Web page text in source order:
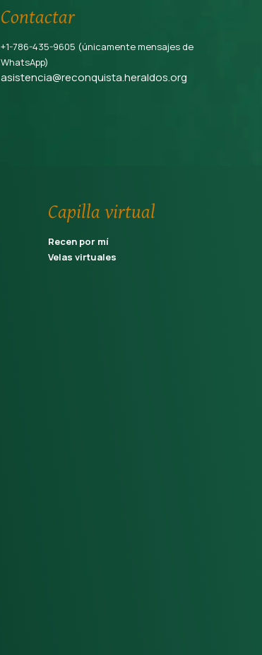
Contactar
+1-786-435-9605 (únicamente mensajes de
WhatsApp)
asistencia@reconquista.heraldos.org
Capilla virtual
Recen por mí
Velas virtuales